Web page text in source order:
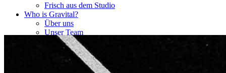
Frisch aus dem Studio
Who is Gravital?
Über uns
Unser Team
AGB
Impressum
Datenschutzerklärung
Starke Partner für starke Ergebnisse